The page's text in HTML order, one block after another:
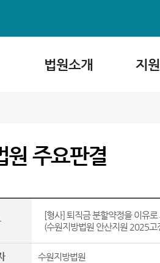
법원소개 지
원 주요판결
[형사] 퇴직금 분할약정을 이유
(수원지방법원 안산지원 2025고
수원지방법원